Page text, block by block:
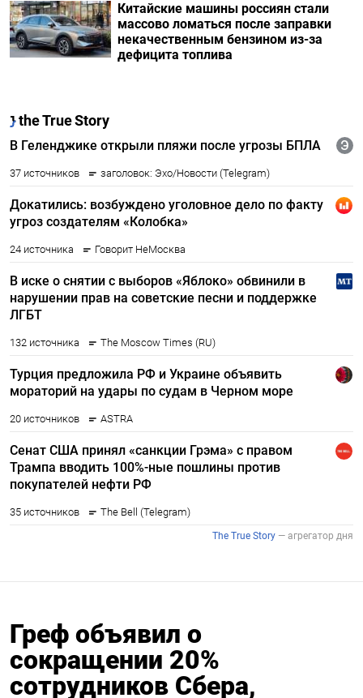
Китайские машины россиян стали
массово ломаться после заправки
некачественным бензином из-за
дефицита топлива
Греф объявил о
сокращении 20%
сотрудников Сбера,